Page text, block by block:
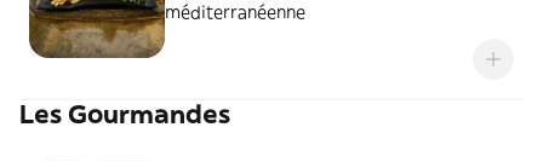
méditerranéenne
Les Gourmandes